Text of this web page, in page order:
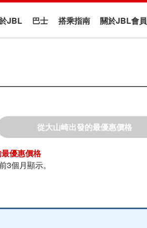
JBL 巴士 搭乘指南 關於JBL會員
大山崎
3個月顯示。